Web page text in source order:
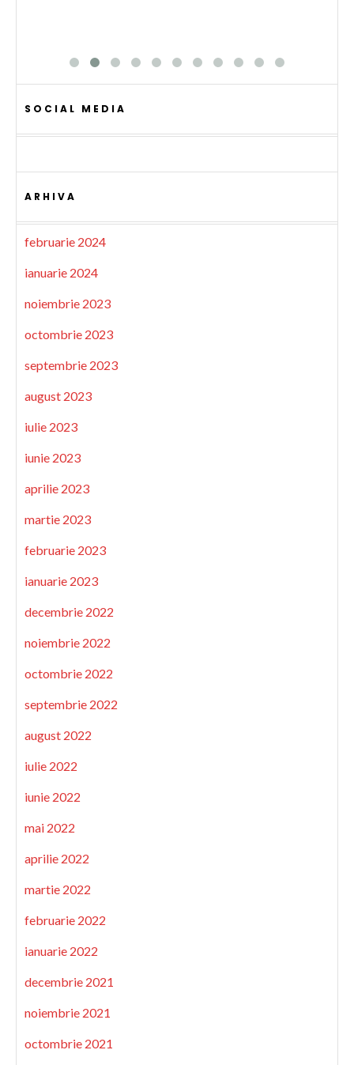
SOCIAL MEDIA
ARHIVA
februarie 2024
ianuarie 2024
noiembrie 2023
octombrie 2023
septembrie 2023
august 2023
iulie 2023
iunie 2023
aprilie 2023
martie 2023
februarie 2023
ianuarie 2023
decembrie 2022
noiembrie 2022
octombrie 2022
septembrie 2022
august 2022
iulie 2022
iunie 2022
mai 2022
aprilie 2022
martie 2022
februarie 2022
ianuarie 2022
decembrie 2021
noiembrie 2021
octombrie 2021